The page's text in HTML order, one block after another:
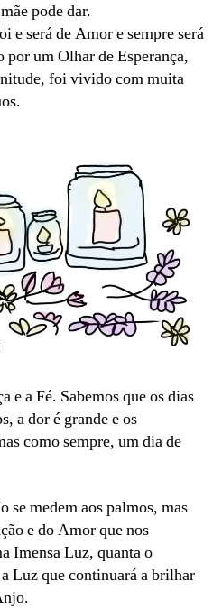
pode dar.
e será de Amor e sempre será
um Olhar de Esperança,
foi vivido com muita
e a Fé. Sabemos que os dias
a dor é grande e os
como sempre, um dia de
se medem aos palmos, mas
e do Amor que nos
Imensa Luz, quanta o
Luz que continuará a brilhar